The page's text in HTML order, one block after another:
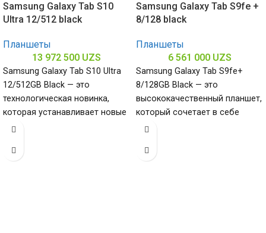
Samsung Galaxy Tab S10
Ultra 12/512 black
Планшеты
13 972 500 UZS
Samsung Galaxy Tab S10 Ultra
12/512GB Black — это
технологическая новинка,
которая устанавливает новые
стандарты в мире планшетов.
Samsung Galaxy Tab S9fe +
8/128 black
Планшеты
6 561 000 UZS
Samsung Galaxy Tab S9fe+
8/128GB Black — это
высококачественный планшет,
который сочетает в себе
исключительную
элегантный, стильный дизайн.